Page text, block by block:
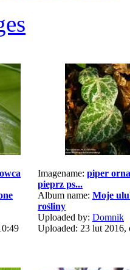
Imagename: piper
pieprz ps...
Album name: Moje
rośliny
Uploaded by: Domnik
Uploaded: 23 lut 2016,